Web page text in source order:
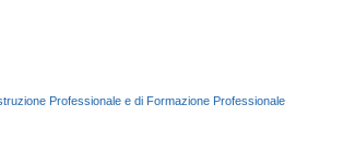
Professionale e di Formazione Professionale